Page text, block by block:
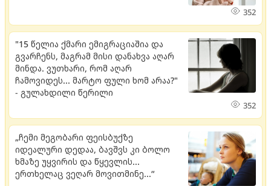
352
"15 წელია ქმარი ემიგრაციაშია და
გვარჩენს, მაგრამ მისი დანახვა აღარ
მინდა. ვუთხარი, რომ აღარ
ჩამოვიდეს... მარტო ფული ხომ არაა?"
- გულახდილი წერილი
352
„ჩემი მეგობარი ფეისბუქზე
იდეალური დედაა, ბავშვს კი ბოლო
ხმაზე უყვირის და წყევლის...
ერთხელაც ვეღარ მოვითმინე...“